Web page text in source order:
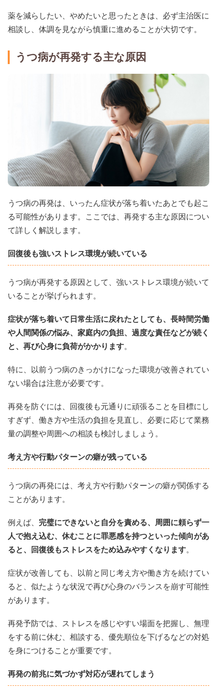
薬を減らしたい、やめたいと思ったときは、必ず主治医に
相談し、体調を見ながら慎重に進めることが大切です。
うつ病が再発する主な原因
うつ病の再発は、いったん症状が落ち着いたあとでも起こ
る可能性があります。ここでは、再発する主な原因につい
て詳しく解説します。
回復後も強いストレス環境が続いている
うつ病が再発する原因として、強いストレス環境が続いて
いることが挙げられます。
症状が落ち着いて日常生活に戻れたとしても、長時間労働
や人間関係の悩み、家庭内の負担、過度な責任などが続く
と、再び心身に負荷がかかります。
特に、以前うつ病のきっかけになった環境が改善されてい
ない場合は注意が必要です。
再発を防ぐには、回復後も元通りに頑張ることを目標にし
すぎず、働き方や生活の負担を見直し、必要に応じて業務
量の調整や周囲への相談も検討しましょう。
考え方や行動パターンの癖が残っている
うつ病の再発には、考え方や行動パターンの癖が関係する
ことがあります。
例えば、 完璧にできないと自分を責める、周囲に頼らず一
人で抱え込む、休むことに罪悪感を持つといった傾向があ
ると、回復後もストレスをため込みやすくなります。
症状が改善しても、以前と同じ考え方や働き方を続けてい
ると、似たような状況で再び心身のバランスを崩す可能性
があります。
再発予防では、ストレスを感じやすい場面を把握し、無理
をする前に休む、相談する、優先順位を下げるなどの対処
を身につけることが重要です。
再発の前兆に気づかず対応が遅れてしまう